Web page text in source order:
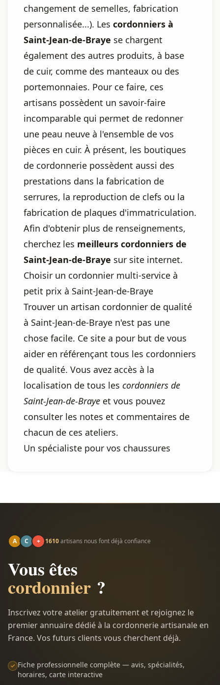
changement de semelles, fabrication
personnalisée...). Les cordonniers à
Saint-Jean-de-Braye se chargent
également des autres produits, à base
de cuir, comme des manteaux ou des
portemonnaies. Pour ce faire, ces
artisans possèdent un savoir-faire
incomparable qui permet de redonner
une peau neuve à l'ensemble de vos
pièces en cuir. À présent, les boutiques
de cordonnerie possèdent aussi des
prestations dans la fabrication de
serrures, la reproduction de clefs ou la
fabrication de plaques d'immatriculation.
Afin d'obtenir plus de renseignements,
cherchez les meilleurs cordonniers de
Saint-Jean-de-Braye sur site internet.
Choisir un cordonnier multi-service à
petit prix à Saint-Jean-de-Braye
Trouver un artisan cordonnier de qualité
à Saint-Jean-de-Braye n'est pas une
chose facile. Ce site a pour but de vous
aider en référençant tous les cordonniers
de qualité. Vous avez accès à la
localisation de tous les cordonniers de
Saint-Jean-de-Braye et vous pouvez
consulter les notes et commentaires de
chacun de ces ateliers.
Un spécialiste pour vos chaussures
A C + 1610artisans nous font déjà confiance
Vous êtes
cordonnier ?
Inscrivez votre atelier gratuitement et rejoignez le
premier annuaire dédié à la cordonnerie artisanale en
France. Vos futurs clients vous cherchent déjà.
Fiche professionnelle complète — avis, spécialités,
horaires, carte interactive